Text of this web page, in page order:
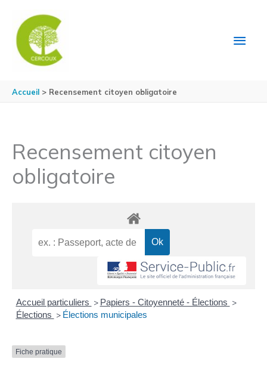
Accueil Recensement citoyen obligatoire
Recensement citoyen
obligatoire
Accueil particuliers > Papiers - Citoyenneté - Élections >
Élections > Élections municipales
Fiche pratique